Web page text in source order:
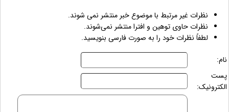
نظرات غیر مرتبط با موضوع خبر منتشر نمی شوند.
نظرات حاوی توهین و افترا منتشر نمی‌شوند.
لطفاً نظرات خود را به صورت فارسی بنویسید.
نام:
پست
الکترونیک: